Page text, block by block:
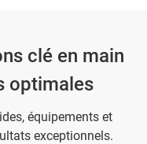
clé en main
optimales
équipements et
exceptionnels.